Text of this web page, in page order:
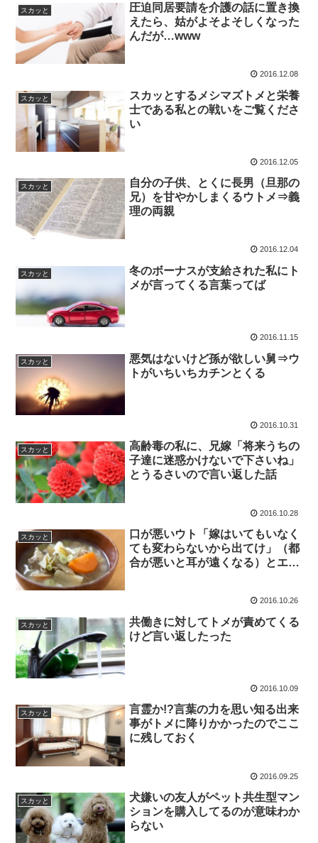
スカッと
圧迫同居要請を介護の話に置き換
えたら、姑がよそよそしくなった
んだが…www
2016.12.08
スカッと
スカッとするメシマズトメと栄養
士である私との戦いをご覧くださ
い
2016.12.05
スカッと
自分の子供、とくに長男（旦那の
兄）を甘やかしまくるウトメ⇒義
理の両親
2016.12.04
スカッと
冬のボーナスが支給された私にト
メが言ってくる言葉ってば
2016.11.15
スカッと
悪気はないけど孫が欲しい舅⇒ウ
トがいちいちカチンとくる
2016.10.31
スカッと
高齢毒の私に、兄嫁「将来うちの
子達に迷惑かけないで下さいね」
とうるさいので言い返した話
2016.10.28
スカッと
口が悪いウト「嫁はいてもいなく
ても変わらないから出てけ」（都
合が悪いと耳が遠くなる）とエネ
2016.10.26
スカッと
共働きに対してトメが責めてくる
けど言い返したった
2016.10.09
スカッと
言霊か!?言葉の力を思い知る出来
事がトメに降りかかったのでここ
に残しておく
2016.09.25
スカッと
犬嫌いの友人がペット共生型マン
ションを購入してるのが意味わか
らない